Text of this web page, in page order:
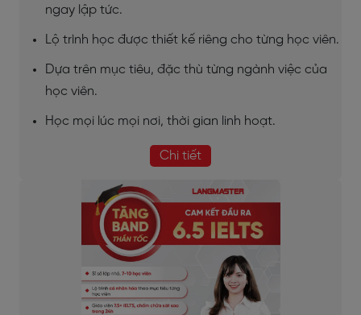
ngay lập tức.
Lộ trình học được thiết kế riêng cho từng học viên.
Dựa trên mục tiêu, đặc thù từng ngành việc của
học viên.
Học mọi lúc mọi nơi, thời gian linh hoạt.
Chi tiết